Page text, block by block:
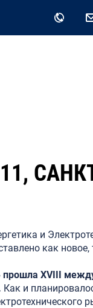
и
как новое,
прошла XVIII
Как и